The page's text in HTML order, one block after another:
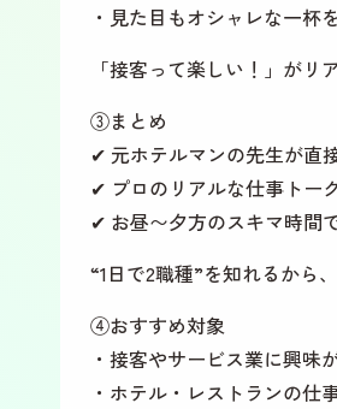
・見た目もオシャレな一杯
「接客って楽しい！」が
③まとめ
✔ 元ホテルマンの先生が直
✔ プロのリアルな仕事トー
✔ お昼〜夕方のスキマ時間
“1日で2職種”を知れるから
④おすすめ対象
・接客やサービス業に興味
・ホテル・レストランの仕